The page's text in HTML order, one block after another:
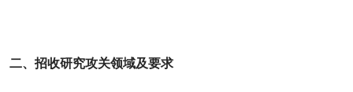
二、招收研究攻关领域及要求